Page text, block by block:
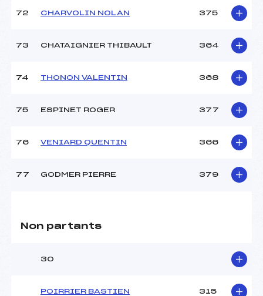
72 CHARVOLIN NOLAN 375
73 CHATAIGNIER THIBAULT 364
74 THONON VALENTIN 368
75 ESPINET ROGER 377
76 VENIARD QUENTIN 366
77 GODMER PIERRE 379
Non partants
30
POIRRIER BASTIEN 315